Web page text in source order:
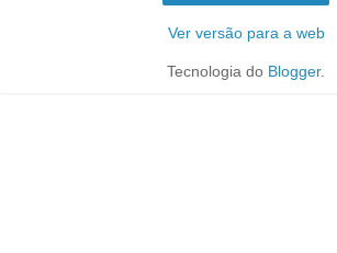
Ver versão para a web
Tecnologia do Blogger.